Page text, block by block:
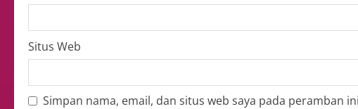
Situs Web
Simpan nama, email, dan situs web saya pada peramban